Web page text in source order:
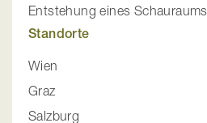
Entstehung eines Schauraums
Standorte
Wien
Graz
Salzburg